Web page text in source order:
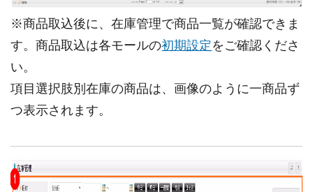
※商品取込後に、在庫管理で商品一覧が確認できま
す。商品取込は各モールの初期設定 をご確認くださ
い。
項目選択肢別在庫の商品は、画像のように一商品ず
つ表示されます。